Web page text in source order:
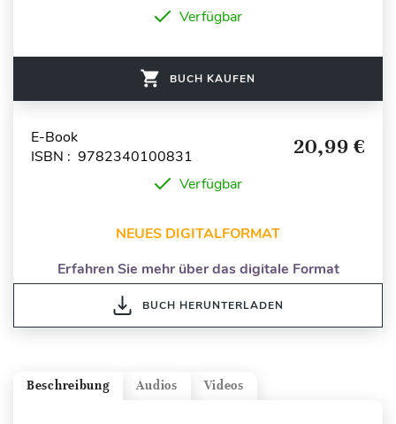
Verfügbar
BUCH KAUFEN
E-Book
ISBN : 9782340100831
20,99 €
Verfügbar
NEUES DIGITALFORMAT
Erfahren Sie mehr über das digitale Format
BUCH HERUNTERLADEN
Videos
Audios
Beschreibung